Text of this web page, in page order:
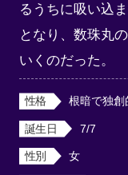
るうちに吸い込
となり、数珠丸
いくのだった。
性格 根暗で独
誕生日 7/7
性別 女